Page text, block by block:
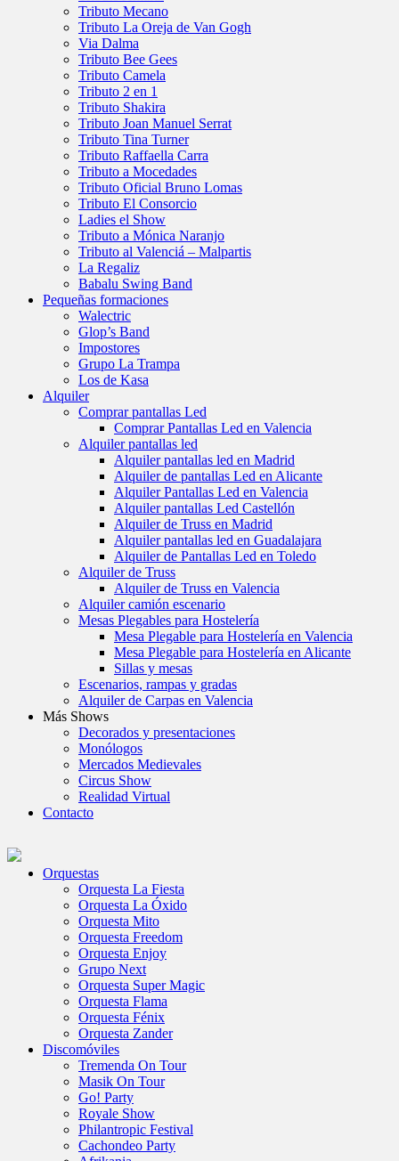
Tributo Mecano
Tributo La Oreja de Van Gogh
Via Dalma
Tributo Bee Gees
Tributo Camela
Tributo 2 en 1
Tributo Shakira
Tributo Joan Manuel Serrat
Tributo Tina Turner
Tributo Raffaella Carra
Tributo a Mocedades
Tributo Oficial Bruno Lomas
Tributo El Consorcio
Ladies el Show
Tributo a Mónica Naranjo
Tributo al Valenciá – Malpartis
La Regaliz
Babalu Swing Band
Pequeñas formaciones
Walectric
Glop’s Band
Impostores
Grupo La Trampa
Los de Kasa
Alquiler
Comprar pantallas Led
Comprar Pantallas Led en Valencia
Alquiler pantallas led
Alquiler pantallas led en Madrid
Alquiler de pantallas Led en Alicante
Alquiler Pantallas Led en Valencia
Alquiler pantallas Led Castellón
Alquiler de Truss en Madrid
Alquiler pantallas led en Guadalajara
Alquiler de Pantallas Led en Toledo
Alquiler de Truss
Alquiler de Truss en Valencia
Alquiler camión escenario
Mesas Plegables para Hostelería
Mesa Plegable para Hostelería en Valencia
Mesa Plegable para Hostelería en Alicante
Sillas y mesas
Escenarios, rampas y gradas
Alquiler de Carpas en Valencia
Más Shows
Decorados y presentaciones
Monólogos
Mercados Medievales
Circus Show
Realidad Virtual
Contacto
Orquestas
Orquesta La Fiesta
Orquesta La Óxido
Orquesta Mito
Orquesta Freedom
Orquesta Enjoy
Grupo Next
Orquesta Super Magic
Orquesta Flama
Orquesta Fénix
Orquesta Zander
Discomóviles
Tremenda On Tour
Masik On Tour
Go! Party
Royale Show
Philantropic Festival
Cachondeo Party